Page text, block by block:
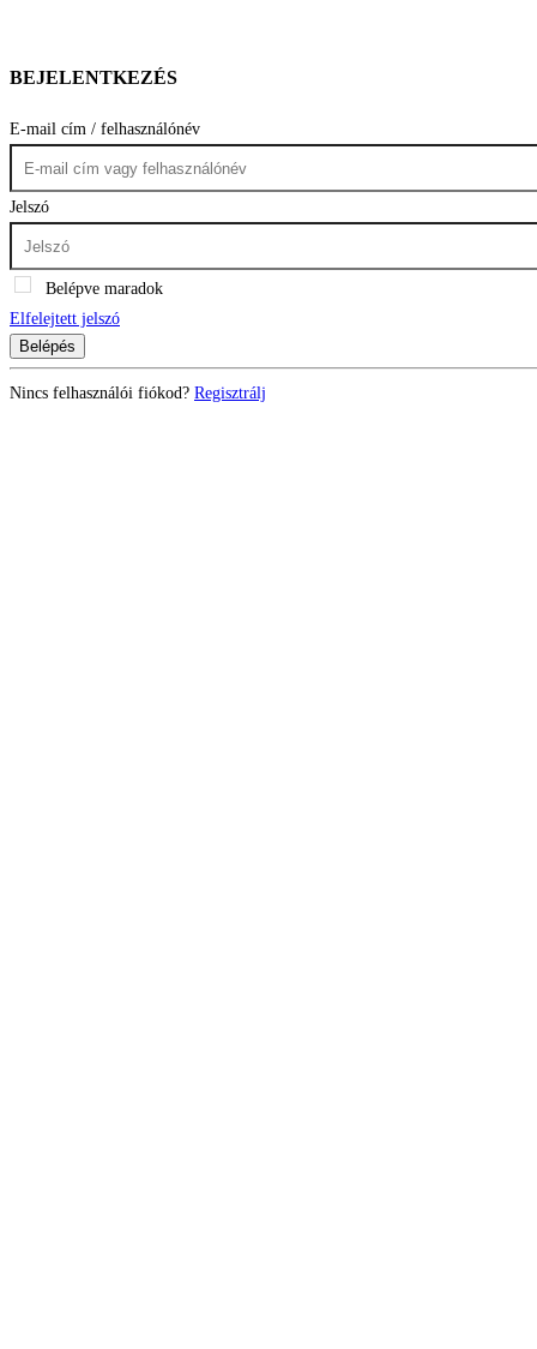
BEJELENTKEZÉS
E-mail cím / felhasználónév
Jelszó
Belépve maradok
Elfelejtett jelszó
Belépés
Nincs felhasználói fiókod? Regisztrálj